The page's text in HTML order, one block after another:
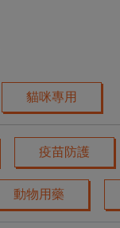
貓咪專用
疫苗防護
動物用藥